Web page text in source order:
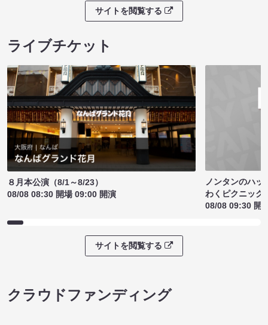
サイトを閲覧する
ライブチケット
８月本公演（8/1～8/23）
08/08 08:30 開場 09:00 開演
ノンタンのハッ
わくピクニック
08/08 09:30 開
サイトを閲覧する
クラウドファンディング